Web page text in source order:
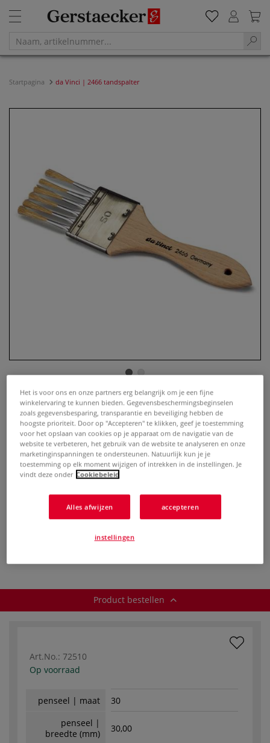
Startpagina da Vinci | 2466 tandspalter
da Vinci | 2466 tandspalter
0 Beoordeling
Speciaalpenseel voor marmereren en masereren..
inclusief 21% BTW (cq. 9% BTW),
exclusiefverzendkosten
Product bestellen
Art.No.: 72510
Op voorraad
penseel | maat
30
penseel |
breedte (mm)
30,00
Het is voor ons en onze partners erg belangrijk om je een fijne
winkelervaring te kunnen bieden. Gegevensbeschermingsbeginselen
zoals gegevensbesparing, transparantie en beveiliging hebben de
hoogste prioriteit. Door op "Accepteren" te klikken, geef je toestemming
voor het opslaan van cookies op je apparaat om de navigatie van de
website te verbeteren, het gebruik van de website te analyseren en onze
marketinginspanningen te ondersteunen. Natuurlijk kun je je
toestemming op elk moment wijzigen of intrekken in de instellingen. Je
vindt deze onder Cookiebeleid
Alles afwijzen accepteren
instellingen